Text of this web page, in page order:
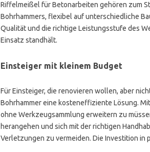
Riffelmeißel für Betonarbeiten gehören zum
Bohrhammers, flexibel auf unterschiedliche
Qualität und die richtige Leistungsstufe des
Einsatz standhält.
Einsteiger mit kleinem Budget
Für Einsteiger, die renovieren wollen, aber
Bohrhammer eine kosteneffiziente Lösung.
ohne Werkzeugsammlung erweitern zu
herangehen und sich mit der richtigen
Verletzungen zu vermeiden. Die Investition in